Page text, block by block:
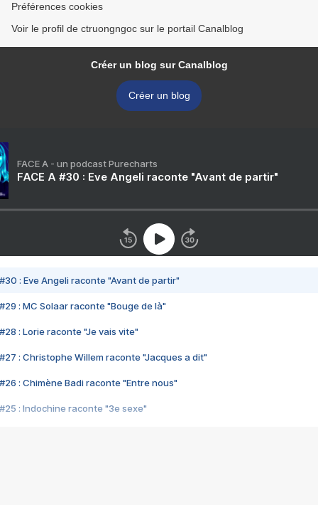
Préférences cookies
Voir le profil de ctruongngoc sur le portail Canalblog
Créer un blog sur Canalblog
Créer un blog
FACE A - un podcast Purecharts
FACE A #30 : Eve Angeli raconte "Avant de partir"
#30 : Eve Angeli raconte "Avant de partir"
#29 : MC Solaar raconte "Bouge de là"
#28 : Lorie raconte "Je vais vite"
#27 : Christophe Willem raconte "Jacques a dit"
#26 : Chimène Badi raconte "Entre nous"
#25 : Indochine raconte "3e sexe"